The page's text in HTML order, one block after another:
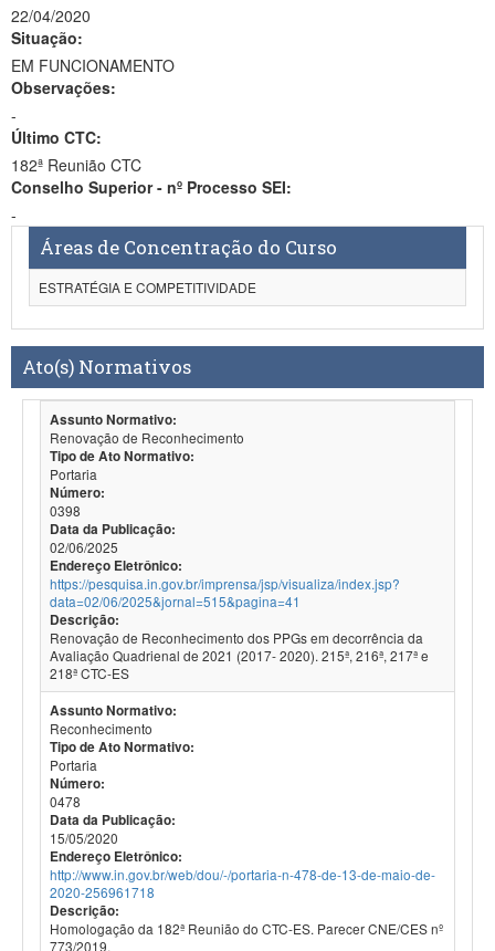
22/04/2020
Situação:
EM FUNCIONAMENTO
Observações:
-
Último CTC:
182ª Reunião CTC
Conselho Superior - nº Processo SEI:
-
Áreas de Concentração do Curso
ESTRATÉGIA E COMPETITIVIDADE
Ato(s) Normativos
Assunto Normativo:
Renovação de Reconhecimento
Tipo de Ato Normativo:
Portaria
Número:
0398
Data da Publicação:
02/06/2025
Endereço Eletrônico:
https://pesquisa.in.gov.br/imprensa/jsp/visualiza/index.jsp?
data=02/06/2025&jornal=515&pagina=41
Descrição:
Renovação de Reconhecimento dos PPGs em decorrência da
Avaliação Quadrienal de 2021 (2017- 2020). 215ª, 216ª, 217ª e
218ª CTC-ES
Assunto Normativo:
Reconhecimento
Tipo de Ato Normativo:
Portaria
Número:
0478
Data da Publicação:
15/05/2020
Endereço Eletrônico:
http://www.in.gov.br/web/dou/-/portaria-n-478-de-13-de-maio-de-
2020-256961718
Descrição:
Homologação da 182ª Reunião do CTC-ES. Parecer CNE/CES nº
773/2019.